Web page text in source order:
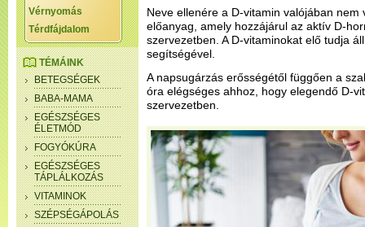
Vérnyomás
Térdfájdalom
TÉMÁINK
BETEGSÉGEK
BABA-MAMA
EGÉSZSÉGES
ÉLETMÓD
FOGYÓKÚRA
EGÉSZSÉGES
TÁPLÁLKOZÁS
VITAMINOK
SZÉPSÉGÁPOLÁS
Neve ellenére a D-vitamin valójában
előanyag, amely hozzájárul az aktív D-
szervezetben. A D-vitaminokat elő tudja
segítségével.
A napsugárzás erősségétől függően a
óra elégséges ahhoz, hogy elegendő D-
szervezetben.